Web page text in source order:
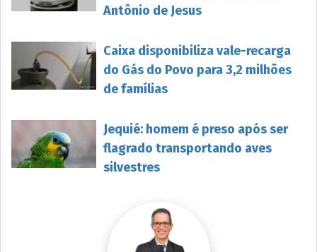
Antônio de Jesus
Caixa disponibiliza vale-recarga
do Gás do Povo para 3,2 milhões
de famílias
Jequié: homem é preso após ser
flagrado transportando aves
silvestres